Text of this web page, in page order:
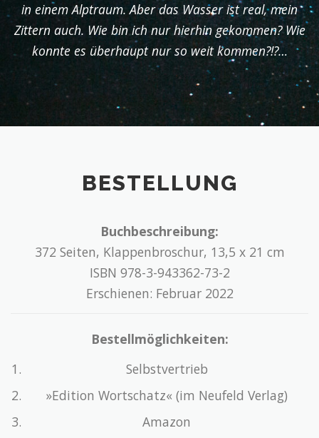
in einem Alptraum. Aber das Wasser ist real, mein
Zittern auch. Wie bin ich nur hierhin gekommen? Wie
konnte es überhaupt nur so weit kommen?!?…
BESTELLUNG
Buchbeschreibung:
372 Seiten, Klappenbroschur, 13,5 x 21 cm
ISBN 978-3-943362-73-2
Erschienen: Februar 2022
Bestellmöglichkeiten:
Selbstvertrieb
»Edition Wortschatz« (im Neufeld Verlag)
Amazon